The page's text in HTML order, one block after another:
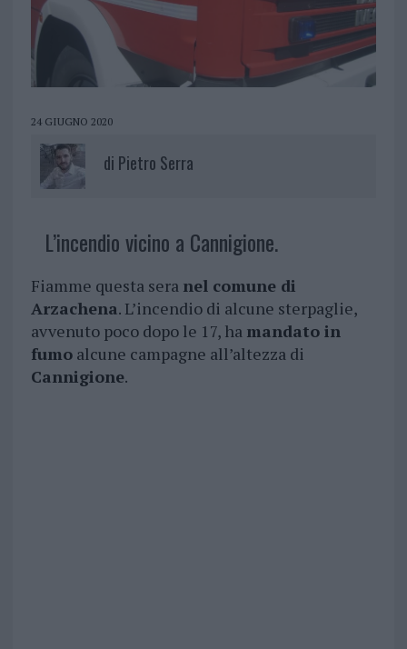
24 GIUGNO 2020
di Pietro Serra
L’incendio vicino a Cannigione.
Fiamme questa sera nel comune di
Arzachena. L’incendio di alcune sterpaglie,
avvenuto poco dopo le 17, ha mandato in
fumoalcune campagne all’altezza di
Cannigione.